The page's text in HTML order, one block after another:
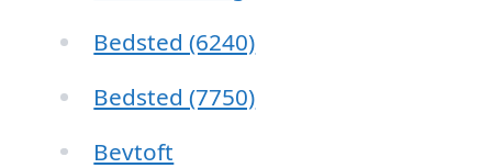
Bedsted (6240)
Bedsted (7750)
Bevtoft